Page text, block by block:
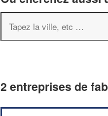
2 entreprises de